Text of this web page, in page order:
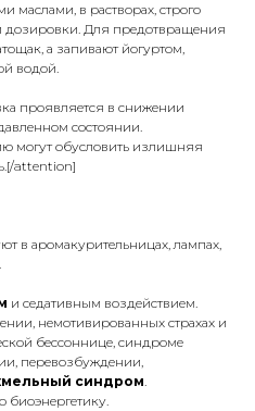
маслами, в растворах, строго
Для предотвращения
а запивают йогуртом,
водой.
проявляется в снижении
состоянии.
могут обусловить излишняя
attention]
в аромакурительницах, лампах,
и седативным воздействием.
немотивированных страхах и
бессоннице, синдроме
перевозбуждении,
синдром.
биоэнергетику.